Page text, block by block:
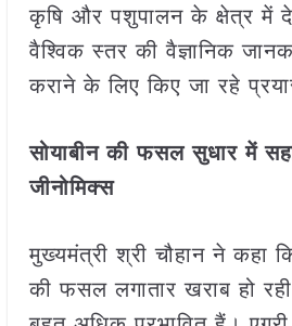
कृषि और पशुपालन के क्षेत्र में
वैश्विक स्तर की वैज्ञानिक
कराने के लिए किए जा रहे
सोयाबीन की फसल सुधार में
जीनोमिक्स
मुख्यमंत्री श्री चौहान ने कहा
की फसल लगातार खराब हो